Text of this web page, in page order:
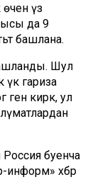
өчен үз
да 9
башлана.
Шул
үк гариза
генә кирәк, ул
буенча
информ» хәбәр